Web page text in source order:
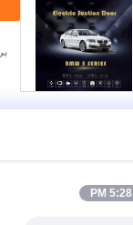
5:28 PM